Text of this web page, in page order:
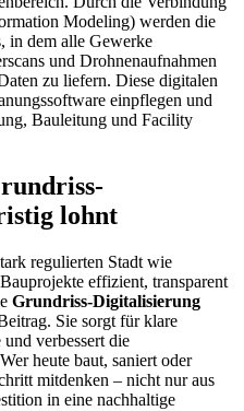
Modeling) werden die
in dem alle Gewerke
und Drohnenaufnahmen
zu liefern. Diese digitalen
einpflegen und
Bauleitung und Facility
lohnt
regulierten Stadt wie
effizient, transparent
Grundriss-Digitalisierung
Sie sorgt für klare
verbessert die
heute baut, saniert oder
mitdenken – nicht nur aus
in eine nachhaltige